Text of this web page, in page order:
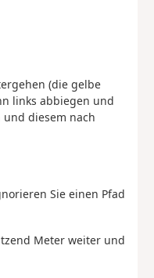
(die gelbe
links abbiegen und
diesem nach
Sie einen Pfad
Meter weiter und